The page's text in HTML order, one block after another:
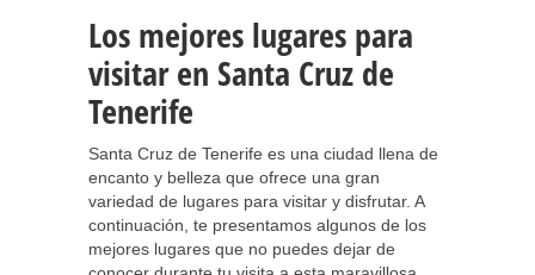
Los mejores lugares para
visitar en Santa Cruz de
Tenerife
Santa Cruz de Tenerife es una ciudad llena de
encanto y belleza que ofrece una gran
variedad de lugares para visitar y disfrutar. A
continuación, te presentamos algunos de los
mejores lugares que no puedes dejar de